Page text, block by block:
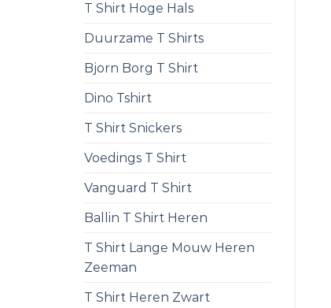
T Shirt Hoge Hals
Duurzame T Shirts
Bjorn Borg T Shirt
Dino Tshirt
T Shirt Snickers
Voedings T Shirt
Vanguard T Shirt
Ballin T Shirt Heren
T Shirt Lange Mouw Heren
Zeeman
T Shirt Heren Zwart